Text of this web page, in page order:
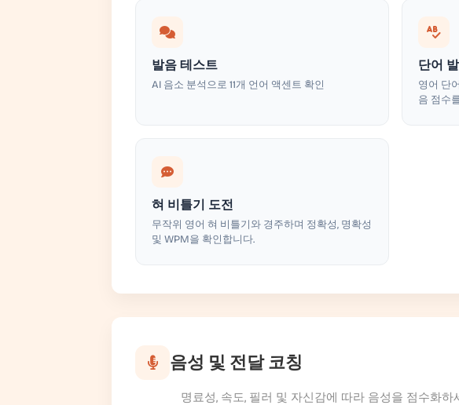
발음 테스트
AI 음소 분석으로 11개 언어 액센트 확인
단어
영어 단
음 점수
혀 비틀기 도전
무작위 영어 혀 비틀기와 경주하며 정확성, 명확성
및 WPM을 확인합니다.
음성 및 전달 코칭
명료성, 속도, 필러 및 자신감에 따라 음성을 점수화